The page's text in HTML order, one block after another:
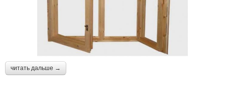
читать дальше →